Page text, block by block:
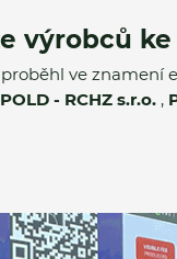
výrobců
ve znamení
- RCHZ s.r.o. ,